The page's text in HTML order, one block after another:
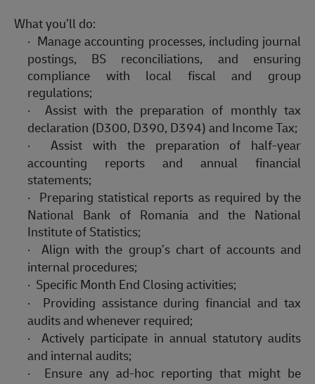
What you’ll do:
· Manage accounting processes, including journal
postings, BS reconciliations, and ensuring
compliance with local fiscal and group
regulations;
·
Assist with the preparation of monthly tax
declaration (D300, D390, D394) and Income Tax;
·
Assist with the preparation of half-year
accounting reports and annual financial
statements;
· Preparing statistical reports as required by the
National Bank of Romania and the National
Institute of Statistics;
·
Align with the group’s chart of accounts and
internal procedures;
· Specific Month End Closing activities;
·
Providing assistanceduring financial and tax
audits and whenever required;
·
Actively participate in annual statutory audits
and internal audits;
·
Ensure any ad-hoc reporting that might be